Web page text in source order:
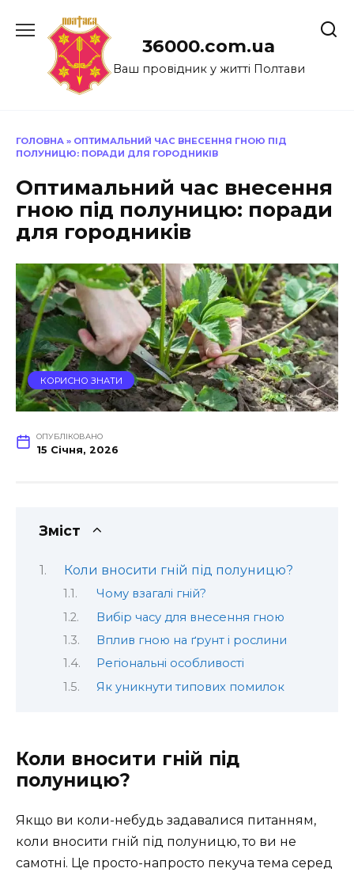
до
36000.com.ua
Ваш провідник у житті Полтави
ГОЛОВНА » ОПТИМАЛЬНИЙ ЧАС ВНЕСЕННЯ ГНОЮ ПІД
ПОЛУНИЦЮ: ПОРАДИ ДЛЯ ГОРОДНИКІВ
Оптимальний час внесення
гною під полуницю: поради
для городників
КОРИСНО ЗНАТИ
ОПУБЛІКОВАНО
15 Січня, 2026
Зміст
Коли вносити гній під полуницю?
Чому взагалі гній?
Вибір часу для внесення гною
Вплив гною на ґрунт і рослини
Регіональні особливості
Як уникнути типових помилок
Коли вносити гній під
полуницю?
Якщо ви коли-небудь задавалися питанням,
коли вносити гній під полуницю, то ви не
самотні. Це просто-напросто пекуча тема серед